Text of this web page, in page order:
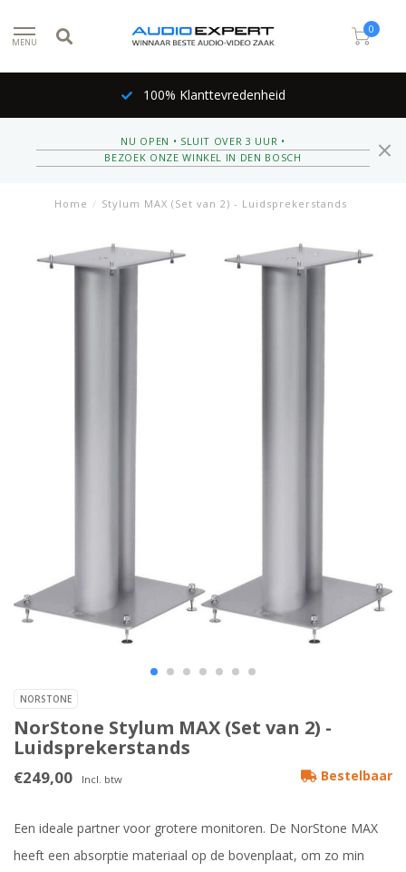
MENU
0
100% Klanttevredenheid
NU OPEN • SLUIT OVER 3 UUR •
BEZOEK ONZE WINKEL IN DEN BOSCH
Home / Stylum MAX (Set van 2) - Luidsprekerstands
NORSTONE
NorStone Stylum MAX (Set van 2) -
Luidsprekerstands
€249,00 Incl. btw Bestelbaar
Een ideale partner voor grotere monitoren. De NorStone MAX
heeft een absorptie materiaal op de bovenplaat, om zo min